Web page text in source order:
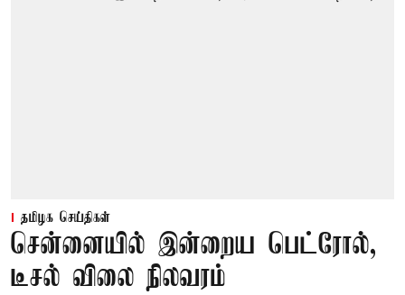
தமிழக செய்திகள்
சென்னையில் இன்றைய பெட்ரோல்,
டீசல் விலை நிலவரம்